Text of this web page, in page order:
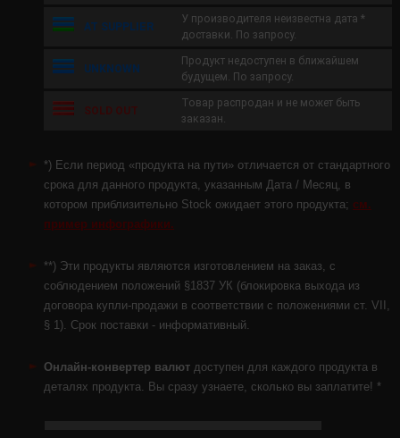
AT SUPPLIER
У производителя неизвестна дата *
доставки. По запросу.
UNKNOWN
Продукт недоступен в ближайшем
будущем. По запросу.
SOLD OUT
Товар распродан и не может быть
заказан.
*) Если период «продукта на пути» отличается от стандартного
срока для данного продукта, указанным Дата / Месяц, в
котором приблизительно Stock ожидает этого продукта; см.
пример инфографики.
**) Эти продукты являются изготовлением на заказ, с
соблюдением положений §1837 УК (блокировка выхода из
договора купли-продажи в соответствии с положениями ст. VII,
§ 1). Срок поставки - информативный.
Онлайн-конвертер валютдоступен для каждого продукта в
деталях продукта. Вы сразу узнаете, сколько вы заплатите! *